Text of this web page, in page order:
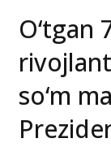
O‘tgan
so‘m